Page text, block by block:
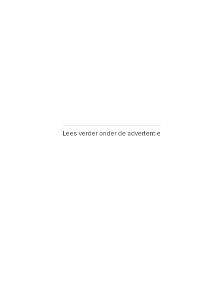
Lees verder onder de advertentie